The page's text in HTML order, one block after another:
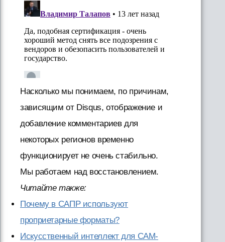
Насколько мы понимаем, по причинам,
зависящим от Disqus, отображение и
добавление комментариев для
некоторых регионов временно
функционирует не очень стабильно.
Мы работаем над восстановлением.
Читайте также:
Почему в САПР используют
проприетарные форматы?
Искусственный интеллект для CAM-